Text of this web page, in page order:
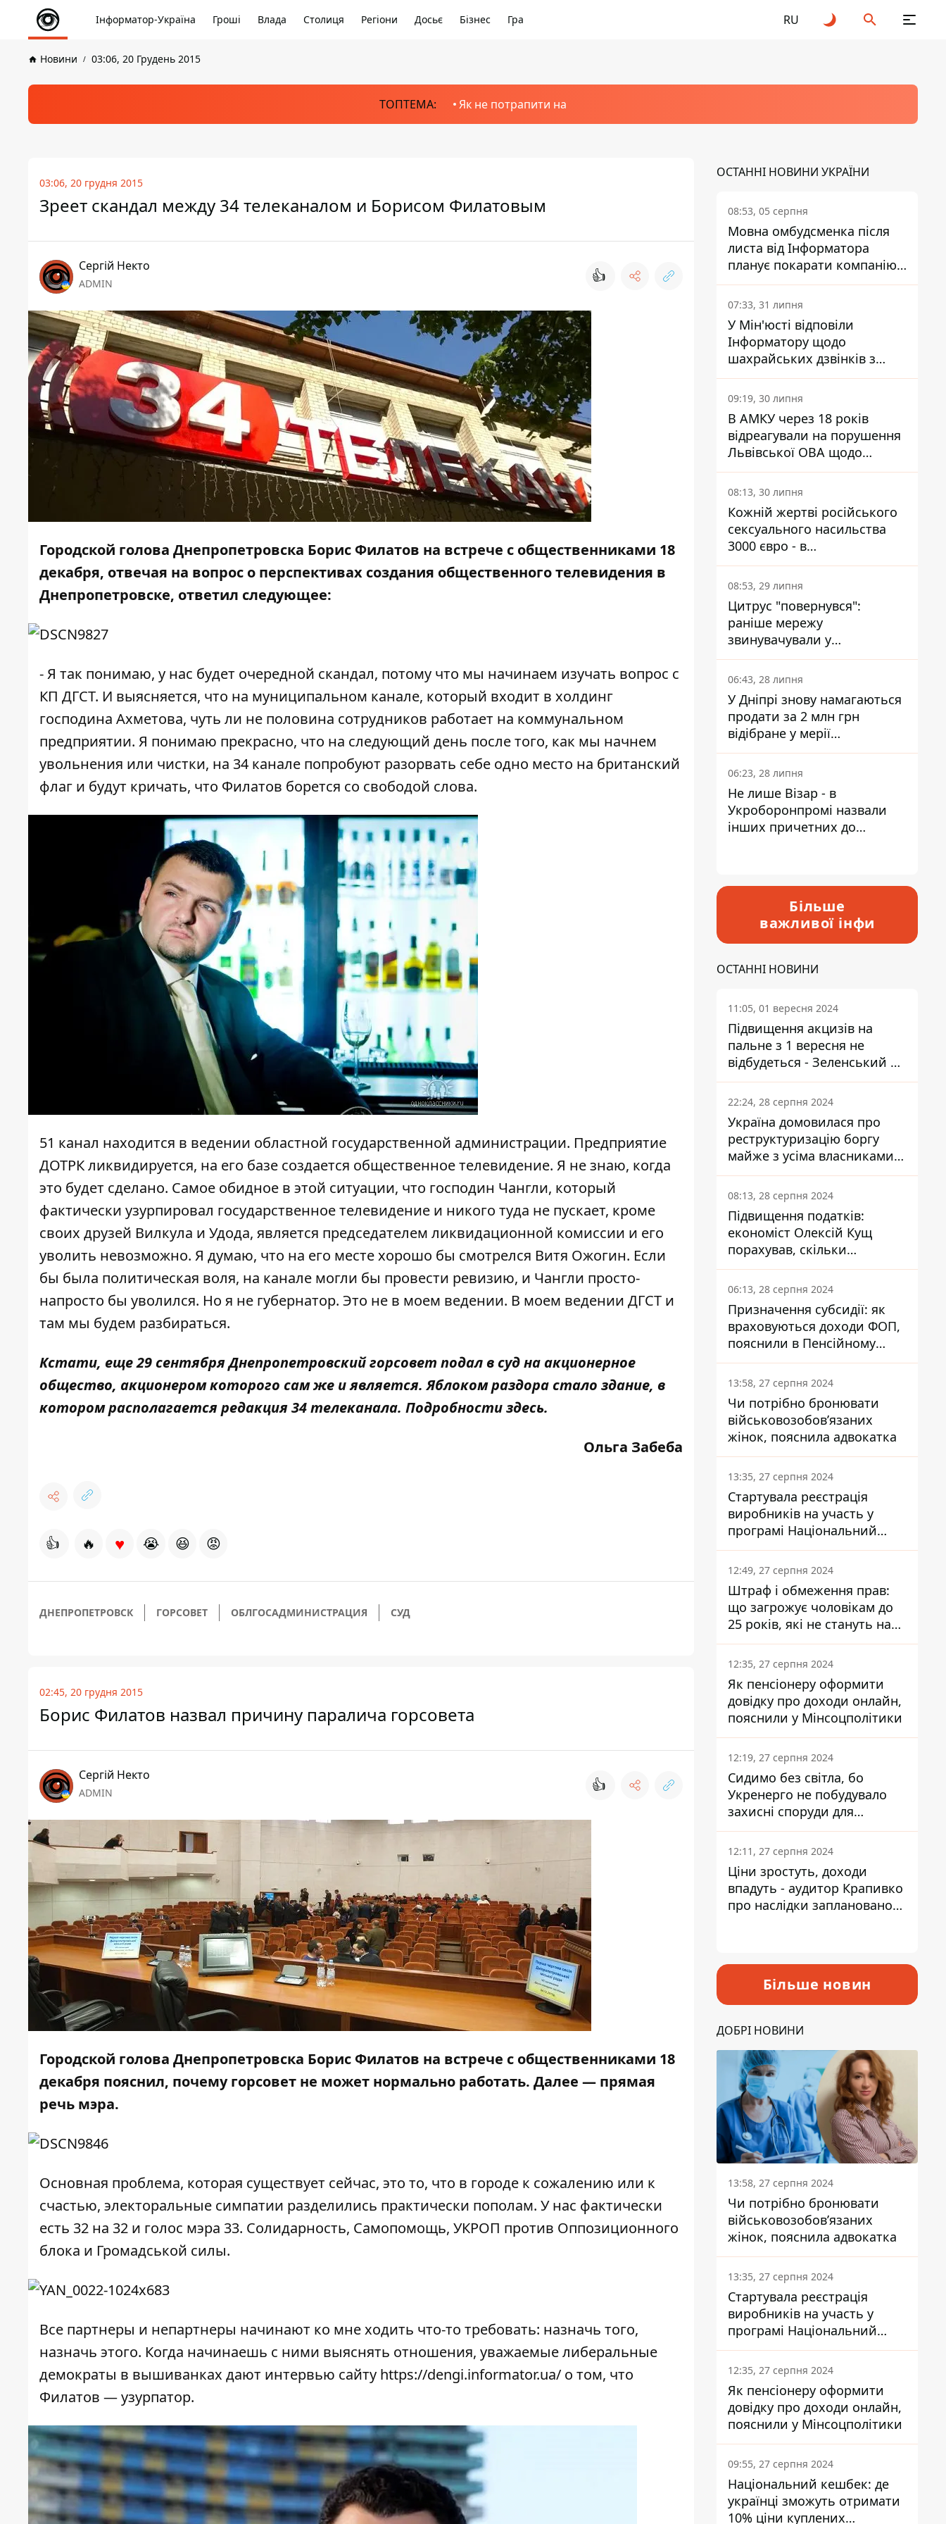
Інформатор-Україна Гроші Влада Столиця Регіони Досьє Бізнес Гра RU
Новини 03:06, 20 Грудень 2015
ТОПТЕМА: Як не потрапити на
03:06, 20 грудня 2015
Зреет скандал между 34 телеканалом и Борисом Филатовым
Сергій Некто
ADMIN 👍
Городской голова Днепропетровска Борис Филатов на встрече с общественниками 18
декабря, отвечая на вопрос о перспективах создания общественного телевидения в
Днепропетровске, ответил следующее:
- Я так понимаю, у нас будет очередной скандал, потому что мы начинаем изучать вопрос с
КП ДГСТ. И выясняется, что на муниципальном канале, который входит в холдинг
господина Ахметова, чуть ли не половина сотрудников работает на коммунальном
предприятии. Я понимаю прекрасно, что на следующий день после того, как мы начнем
увольнения или чистки, на 34 канале попробуют разорвать себе одно место на британский
флаг и будут кричать, что Филатов борется со свободой слова.
51 канал находится в ведении областной государственной администрации. Предприятие
ДОТРК ликвидируется, на его базе создается общественное телевидение. Я не знаю, когда
это будет сделано. Самое обидное в этой ситуации, что господин Чангли, который
фактически узурпировал государственное телевидение и никого туда не пускает, кроме
своих друзей Вилкула и Удода, является председателем ликвидационной комиссии и его
уволить невозможно. Я думаю, что на его месте хорошо бы смотрелся Витя Ожогин. Если
бы была политическая воля, на канале могли бы провести ревизию, и Чангли просто-
напросто бы уволился. Но я не губернатор. Это не в моем ведении. В моем ведении ДГСТ и
там мы будем разбираться.
Кстати, еще 29 сентября Днепропетровский горсовет подал в суд на акционерное
общество, акционером которого сам же и является. Яблоком раздора стало здание, в
котором располагается редакция 34 телеканала. Подробностиздесь.
Ольга Забеба
👍 🔥 ♥ 😭 😆 😡
ДНЕПРОПЕТРОВСК ГОРСОВЕТ ОБЛГОСАДМИНИСТРАЦИЯ СУД
02:45, 20 грудня 2015
Борис Филатов назвал причину паралича горсовета
Сергій Некто
ADMIN 👍
Городской голова Днепропетровска Борис Филатов на встрече с общественниками 18
декабря пояснил, почему горсовет не может нормально работать. Далее — прямая
речь мэра.
Основная проблема, которая существует сейчас, это то, что в городе к сожалению или к
счастью, электоральные симпатии разделились практически пополам. У нас фактически
есть 32 на 32 и голос мэра 33. Солидарность, Самопомощь, УКРОП против Оппозиционного
блока и Громадськой силы.
Все партнеры и непартнеры начинают ко мне ходить что-то требовать: назначь того,
назначь этого. Когда начинаешь с ними выяснять отношения, уважаемые либеральные
демократы в вышиванках дают интервью сайту https://dengi.informator.ua/ о том, что
Филатов — узурпатор.
ОСТАННІ НОВИНИ УКРАЇНИ
08:53, 05 серпня
Мовна омбудсменка після
листа від Інформатора
планує покарати компанію-
підрядника ПриватБанку
07:33, 31 липня
У Мін'юсті відповіли
Інформатору щодо
шахрайських дзвінків з
камери Сумського СІЗО так,
що ніхто нічого не зрозумів
09:19, 30 липня
В АМКУ через 18 років
відреагували на порушення
Львівської ОВА щодо
харчування у закладах
освіти
08:13, 30 липня
Кожній жертві російського
сексуального насильства
3000 євро - в
Мінсоцполітики пояснили
Інформатору, звідки на це
гроші
08:53, 29 липня
Цитрус "повернувся":
раніше мережу
звинувачували у
контрабанді техніки та
ухиленні від сплати
податків
06:43, 28 липня
У Дніпрі знову намагаються
продати за 2 млн грн
відібране у мерії
приміщення Укрпошти
06:23, 28 липня
Не лише Візар - в
Укроборонпромі назвали
інших причетних до
Більше
важливої інфи
ОСТАННІ НОВИНИ
11:05, 01 вересня 2024
Підвищення акцизів на
пальне з 1 вересня не
відбудеться - Зеленський не
підписав закон
22:24, 28 серпня 2024
Україна домовилася про
реструктуризацію боргу
майже з усіма власниками
єврооблігацій: що це
означає для країни
08:13, 28 серпня 2024
Підвищення податків:
економіст Олексій Кущ
порахував, скільки
заплатить кожен українець
06:13, 28 серпня 2024
Призначення субсидії: як
враховуються доходи ФОП,
пояснили в Пенсійному
фонді
13:58, 27 серпня 2024
Чи потрібно бронювати
військовозобов’язаних
жінок, пояснила адвокатка
13:35, 27 серпня 2024
Стартувала реєстрація
виробників на участь у
програмі Національний
кешбек: як це зробити
через портал Дія
12:49, 27 серпня 2024
Штраф і обмеження прав:
що загрожує чоловікам до
25 років, які не стануть на
військовий облік
12:35, 27 серпня 2024
Як пенсіонеру оформити
довідку про доходи онлайн,
пояснили у Мінсоцполітики
12:19, 27 серпня 2024
Сидимо без світла, бо
Укренерго не побудувало
захисні споруди для
енергетики - нардеп
Кучеренко
12:11, 27 серпня 2024
Ціни зростуть, доходи
впадуть - аудитор Крапивко
про наслідки запланованого
Більше новин
ДОБРІ НОВИНИ
13:58, 27 серпня 2024
Чи потрібно бронювати
військовозобов’язаних
жінок, пояснила адвокатка
13:35, 27 серпня 2024
Стартувала реєстрація
виробників на участь у
програмі Національний
кешбек: як це зробити
через портал Дія
12:35, 27 серпня 2024
Як пенсіонеру оформити
довідку про доходи онлайн,
пояснили у Мінсоцполітики
09:55, 27 серпня 2024
Національний кешбек: де
українці зможуть отримати
10% ціни куплених